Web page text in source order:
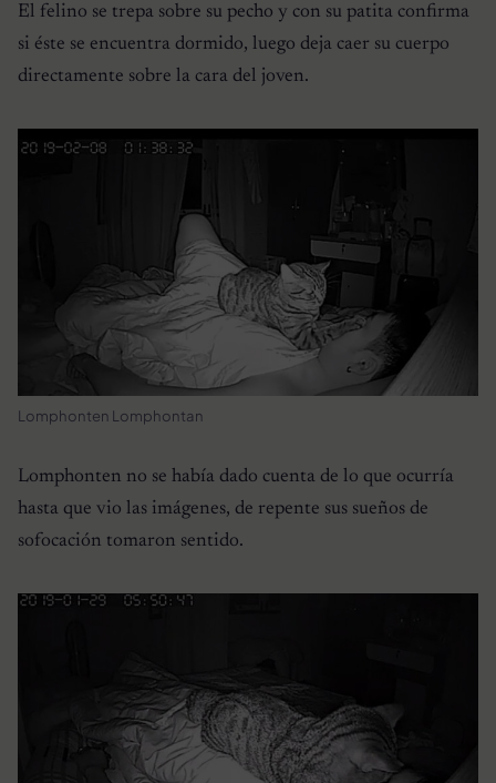
El felino se trepa sobre su pecho y con su patita confirma
si éste se encuentra dormido, luego deja caer su cuerpo
directamente sobre la cara del joven.
Lomphonten Lomphontan
Lomphonten no se había dado cuenta de lo que ocurría
hasta que vio las imágenes, de repente sus sueños de
sofocación tomaron sentido.